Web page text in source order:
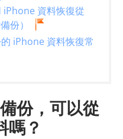
iPhone 資料恢復從
份）
iPhone 資料恢復常
份，可以從
嗎？